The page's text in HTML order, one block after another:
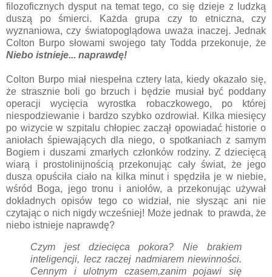
filozoficznych dysput na temat tego, co się dzieje z ludzką
duszą po śmierci. Każda grupa czy to etniczna, czy
wyznaniowa, czy światopoglądowa uważa inaczej. Jednak
Colton Burpo słowami swojego taty Todda przekonuje, że
Niebo istnieje... naprawdę!
Colton Burpo miał niespełna cztery lata, kiedy okazało się,
że strasznie boli go brzuch i będzie musiał być poddany
operacji wycięcia wyrostka robaczkowego, po której
niespodziewanie i bardzo szybko ozdrowiał. Kilka miesięcy
po wizycie w szpitalu chłopiec zaczął opowiadać historie o
aniołach śpiewających dla niego, o spotkaniach z samym
Bogiem i duszami zmarłych członków rodziny. Z dziecięcą
wiarą i prostolinijnością przekonując cały świat, że jego
dusza opuściła ciało na kilka minut i spędziła je w niebie,
wśród Boga, jego tronu i aniołów, a przekonując używał
dokładnych opisów tego co widział, nie słysząc ani nie
czytając o nich nigdy wcześniej! Może jednak to prawda, że
niebo istnieje naprawdę?
Czym jest dziecięca pokora? Nie brakiem
inteligencji, lecz raczej nadmiarem niewinności.
Cennym i ulotnym czasem,zanim pojawi się